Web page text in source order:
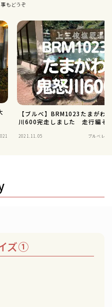
もどうぞ
【ブルべ】BRM1023たまが
川600完走しました 走行編そ
2021.11.05 ブルべレポ
ズ①